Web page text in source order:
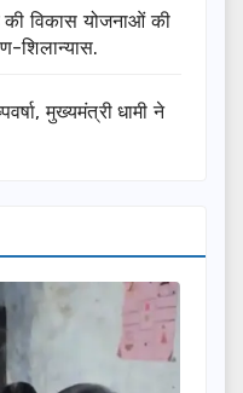
की विकास योजनाओं की
शिलान्यास.
मुख्यमंत्री धामी ने